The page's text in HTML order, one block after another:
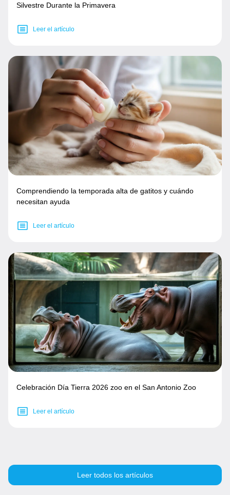
Silvestre Durante la Primavera
Leer el artículo
Comprendiendo la temporada alta de gatitos y cuándo
necesitan ayuda
Leer el artículo
Celebración Día Tierra 2026 zoo en el San Antonio Zoo
Leer el artículo
Leer todos los artículos